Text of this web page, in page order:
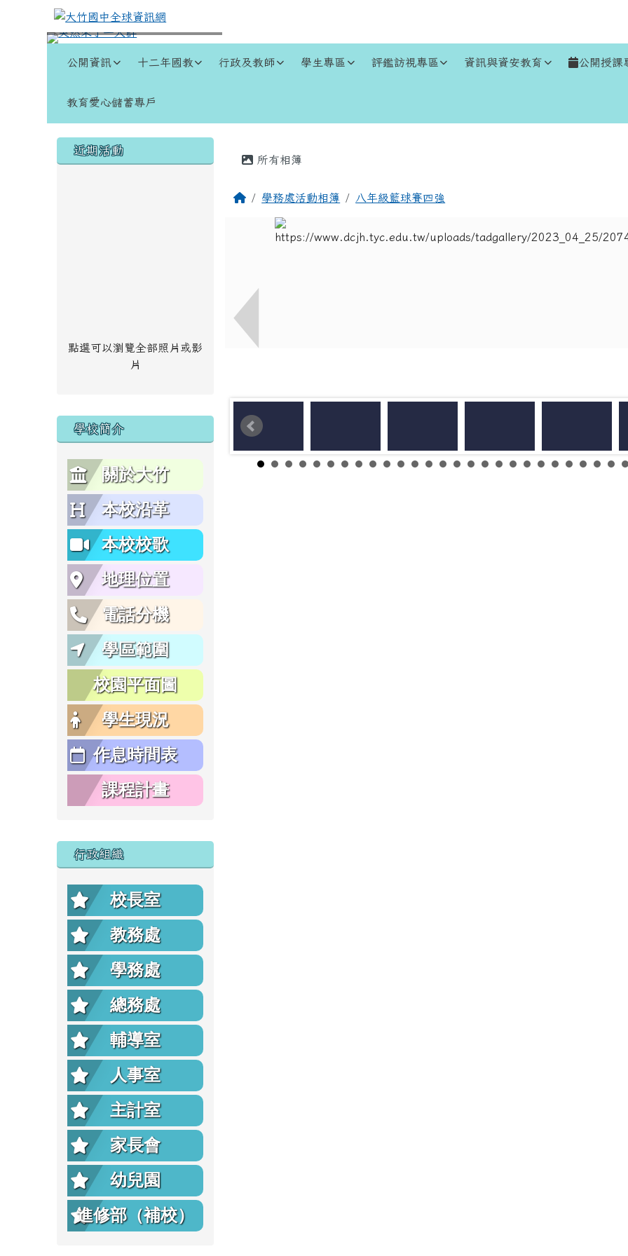
跳至主內容區
大竹國中全球資訊網
公開資訊 十二年國教 行政及教師 學生專區 評鑑訪視專區 資訊與資安教育 公開授課
教育愛心儲蓄專戶
左邊區域內容
近期活動
點選可以瀏覽全部照片或影
片
學校簡介
關於大竹
本校沿革
本校校歌
地理位置
電話分機
學區範圍
校園平面圖
學生現況
作息時間表
課程計畫
行政組織
校長室
教務處
學務處
總務處
輔導室
人事室
主計室
家長會
幼兒園
進修部（補校）
主內容區域
所有相簿
回首頁學務處活動相簿 八年級籃球賽四強
頁尾區域